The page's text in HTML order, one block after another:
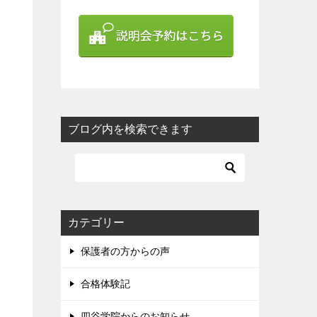
ブログ内を検索できます
カテゴリー
保護者の方からの声
合格体験記